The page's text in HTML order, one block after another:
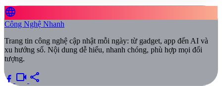
language
Công Nghệ Nhanh
Trang tin công nghệ cập nhật mỗi ngày: từ gadget, app đến AI và
xu hướng số. Nội dung dễ hiểu, nhanh chóng, phù hợp mọi đối
tượng.
videocam share